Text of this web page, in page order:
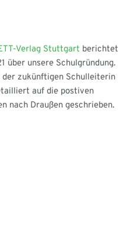
Verlag Stuttgart berichtet
über unsere Schulgründung.
zukünftigen Schulleiterin
auf die postiven
nach Draußen geschrieben.